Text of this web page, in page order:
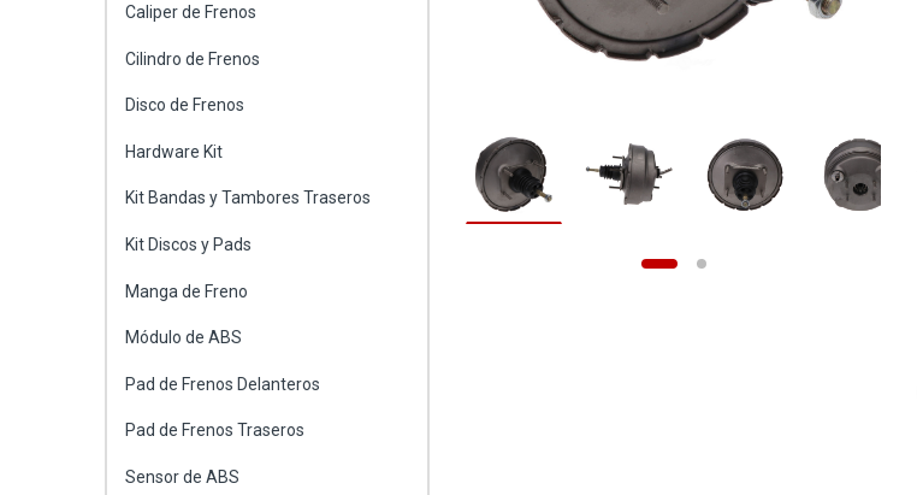
Caliper de Frenos
Cilindro de Frenos
Disco de Frenos
Hardware Kit
Kit Bandas y Tambores Traseros
Kit Discos y Pads
Manga de Freno
Módulo de ABS
Pad de Frenos Delanteros
Pad de Frenos Traseros
Sensor de ABS